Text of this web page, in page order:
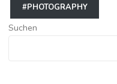
#PHOTOGRAPHY
Suchen